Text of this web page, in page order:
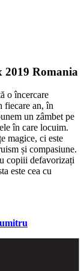
2019 Romania
o încercare
fiecare an, în
un zâmbet pe
în care locuim.
magice, ci este
și compasiune.
copiii defavorizați
este cea cu